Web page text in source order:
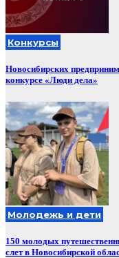
Конкурсы
Новосибирских
конкурсе «Люди дела»
Молодежь и дети
150 молодых
слет в Новосибирской